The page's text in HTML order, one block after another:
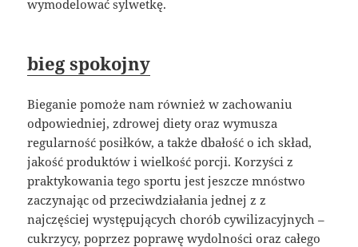
wymodelować sylwetkę.
bieg spokojny
Bieganie pomoże nam również w zachowaniu
odpowiedniej, zdrowej diety oraz wymusza
regularność posiłków, a także dbałość o ich skład,
jakość produktów i wielkość porcji. Korzyści z
praktykowania tego sportu jest jeszcze mnóstwo
zaczynając od przeciwdziałania jednej z z
najczęściej występujących chorób cywilizacyjnych –
cukrzycy, poprzez poprawę wydolności oraz całego